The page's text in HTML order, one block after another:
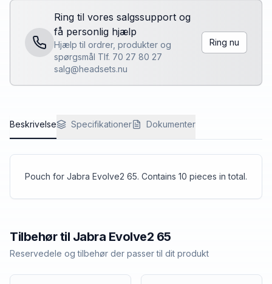
Ring til vores salgssupport og
få personlig hjælp
Hjælp til ordrer, produkter og
spørgsmål Tlf. 70 27 80 27
salg@headsets.nu
Ring nu
Beskrivelse Specifikationer Dokumenter
Pouch for Jabra Evolve2 65. Contains 10 pieces in total.
Tilbehør til Jabra Evolve2 65
Reservedele og tilbehør der passer til dit produkt